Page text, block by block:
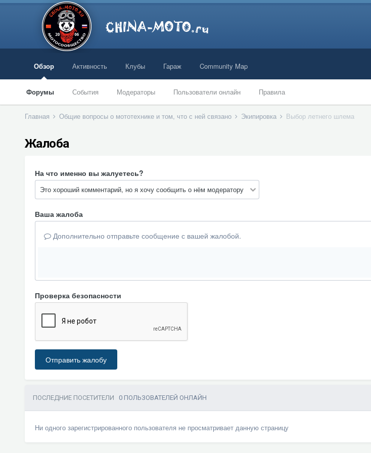
Обзор
Форумы События Модераторы Пользователи онлайн Правила
Активность Клубы Гараж Community Map
Главная Общие вопросы о мототехнике и том, что с ней связано Экипировка Выбор летнего шлема
Жалоба
На что именно вы жалуетесь?
Ваша жалоба
Дополнительно отправьте сообщение с вашей жалобой.
Проверка безопасности
Отправить жалобу
ПОСЛЕДНИЕ ПОСЕТИТЕЛИ 0 ПОЛЬЗОВАТЕЛЕЙ ОНЛАЙН
Ни одного зарегистрированного пользователя не просматривает данную страницу